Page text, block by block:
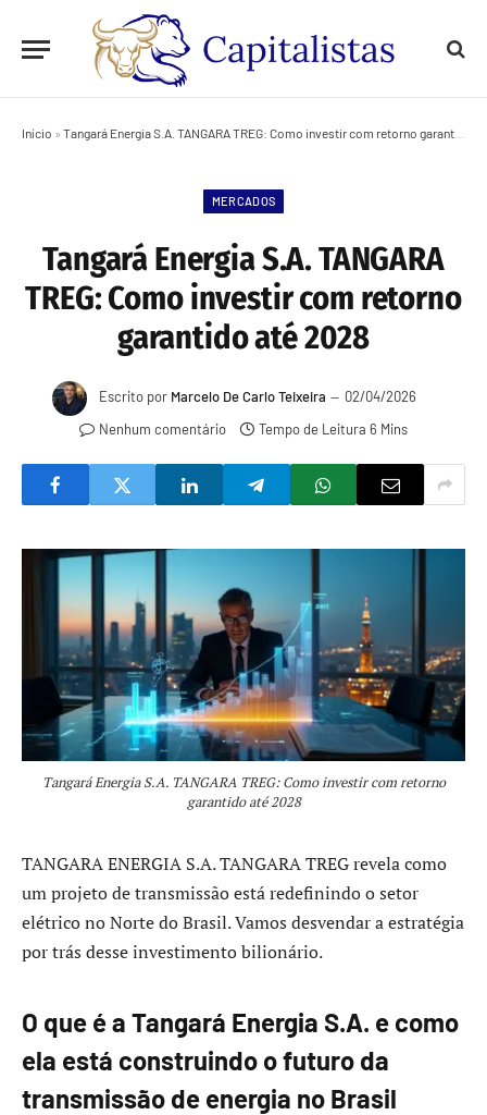
Início » Tangará Energia S.A. TANGARA TREG: Como investir com retorno garantido até 2028
MERCADOS
Tangará Energia S.A. TANGARA
TREG: Como investir com retorno
garantido até 2028
Escrito por Marcelo De Carlo Teixeira
02/04/2026
Nenhum comentário
Tempo de Leitura 6 Mins
Tangará Energia S.A. TANGARA TREG: Como investir com retorno
garantido até 2028
TANGARA ENERGIA S.A. TANGARA TREG revela como
um projeto de transmissão está redefinindo o setor
elétrico no Norte do Brasil. Vamos desvendar a estratégia
por trás desse investimento bilionário.
O que é a Tangará Energia S.A. e como
ela está construindo o futuro da
transmissão de energia no Brasil